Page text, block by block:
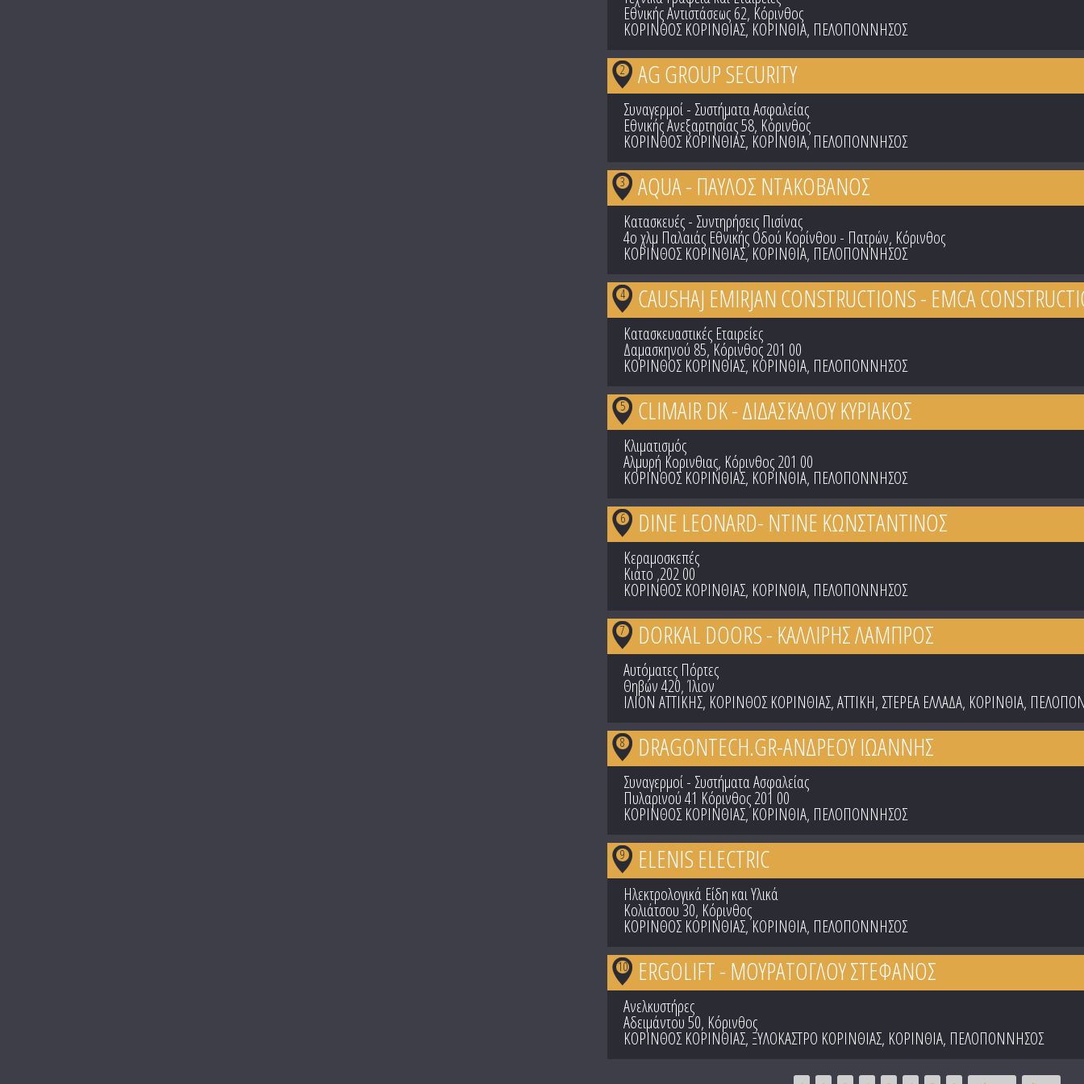
Εθνικής Αντιστάσεως 62, Κόρινθος
ΚΟΡΙΝΘΟΣ ΚΟΡΙΝΘΙΑΣ, ΚΟΡΙΝΘΙΑ, ΠΕΛΟΠΟΝΝΗΣΟΣ
AG GROUP SECURITY
2
Συναγερμοί - Συστήματα Ασφαλείας
Εθνικής Ανεξαρτησίας 58, Κόρινθος
ΚΟΡΙΝΘΟΣ ΚΟΡΙΝΘΙΑΣ, ΚΟΡΙΝΘΙΑ,ΠΕΛΟΠΟΝΝΗΣΟΣ
AQUA - ΠΑΥΛΟΣ ΝΤΑΚΟΒΑΝΟΣ
3
Κατασκευές - Συντηρήσεις Πισίνας
4ο χλμ Παλαιάς Εθνικής Οδού Κορίνθου - Πατρών, Κόρινθος
ΚΟΡΙΝΘΟΣ ΚΟΡΙΝΘΙΑΣ,ΚΟΡΙΝΘΙΑ, ΠΕΛΟΠΟΝΝΗΣΟΣ
CAUSHAJ EMIRJAN CONSTRUCTIONS - EMCA
4
Κατασκευαστικές Εταιρείες
Δαμασκηνού 85, Κόρινθος 201 00
ΚΟΡΙΝΘΟΣ ΚΟΡΙΝΘΙΑΣ, ΚΟΡΙΝΘΙΑ, ΠΕΛΟΠΟΝΝΗΣΟΣ
CLIMAIR DK - ΔΙΔΑΣΚΑΛΟΥ ΚΥΡΙΑΚΟΣ
5
Κλιματισμός
Αλμυρή Κορινθιας, Κόρινθος 201 00
ΚΟΡΙΝΘΟΣ ΚΟΡΙΝΘΙΑΣ, ΚΟΡΙΝΘΙΑ, ΠΕΛΟΠΟΝΝΗΣΟΣ
DINE LEONARD- ΝΤΙΝΕ ΚΩΝΣΤΑΝΤΙΝΟΣ
6
Κεραμοσκεπές
Κιάτο ,202 00
ΚΟΡΙΝΘΟΣ ΚΟΡΙΝΘΙΑΣ, ΚΟΡΙΝΘΙΑ, ΠΕΛΟΠΟΝΝΗΣΟΣ
DORKAL DOORS - ΚΑΛΛΙΡΗΣ ΛΑΜΠΡΟΣ
7
Αυτόματες Πόρτες
Θηβών 420, Ίλιον
ΙΛΙΟΝ ΑΤΤΙΚΗΣ, ΚΟΡΙΝΘΟΣ ΚΟΡΙΝΘΙΑΣ,ΑΤΤΙΚΗ, ΣΤΕΡΕΑ ΕΛΛΑΔΑ, ΚΟΡΙΝΘΙΑ,
DRAGONTECH.GR-ΑΝΔΡΕΟΥ ΙΩΑΝΝΗΣ
8
Συναγερμοί - Συστήματα Ασφαλείας
Πυλαρινού 41 Κόρινθος 201 00
ΚΟΡΙΝΘΟΣ ΚΟΡΙΝΘΙΑΣ,ΚΟΡΙΝΘΙΑ, ΠΕΛΟΠΟΝΝΗΣΟΣ
ELENIS ELECTRIC
9
Ηλεκτρολογικά Είδη και Υλικά
Κολιάτσου 30, Κόρινθος
ΚΟΡΙΝΘΟΣ ΚΟΡΙΝΘΙΑΣ,ΚΟΡΙΝΘΙΑ, ΠΕΛΟΠΟΝΝΗΣΟΣ
ERGOLIFT - ΜΟΥΡΑΤΟΓΛΟΥ ΣΤΕΦΑΝΟΣ
10
Ανελκυστήρες
Αδειμάντου 50, Κόρινθος
ΚΟΡΙΝΘΟΣ ΚΟΡΙΝΘΙΑΣ, ΞΥΛΟΚΑΣΤΡΟ ΚΟΡΙΝΘΙΑΣ, ΚΟΡΙΝΘΙΑ, ΠΕΛΟΠΟΝΝΗΣΟΣ